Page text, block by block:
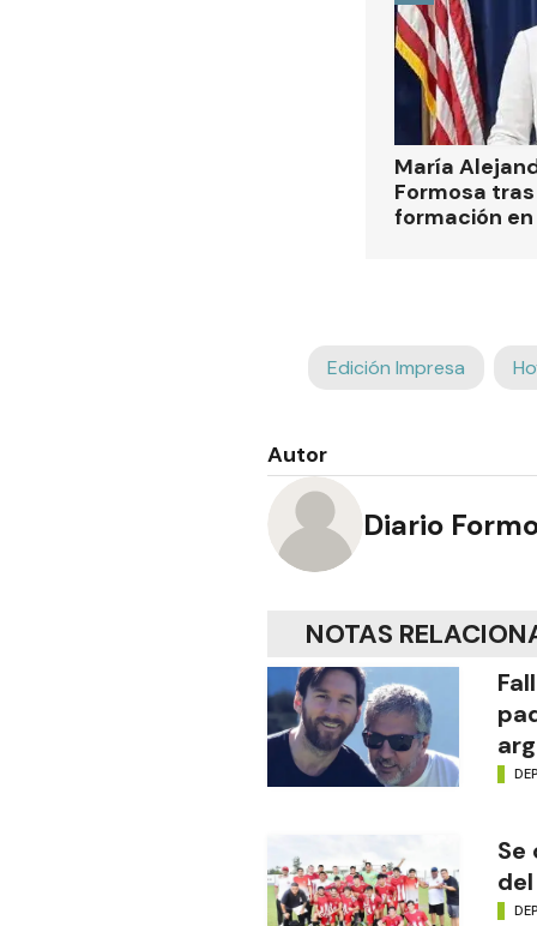
María
Formosa
formación
Edición Impresa
Autor
Diario
NOTAS
Se